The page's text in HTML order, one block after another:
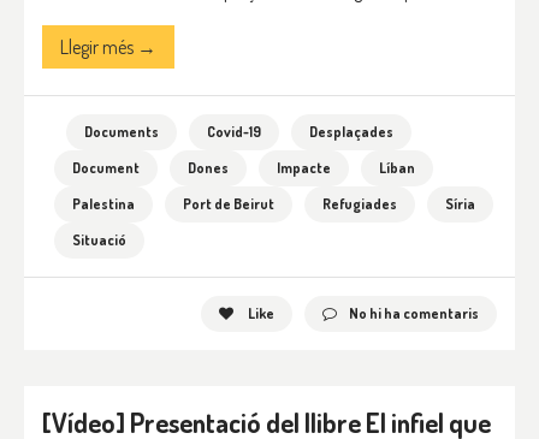
Llegir més →
Documents Covid-19
Desplaçades
Document
Dones Impacte
Líban
Palestina
Port de Beirut Refugiades
Síria
Situació
Like No hi ha comentaris
[Vídeo] Presentació del llibre El infiel que